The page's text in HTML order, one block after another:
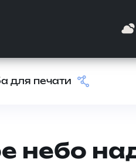
для печати
небо